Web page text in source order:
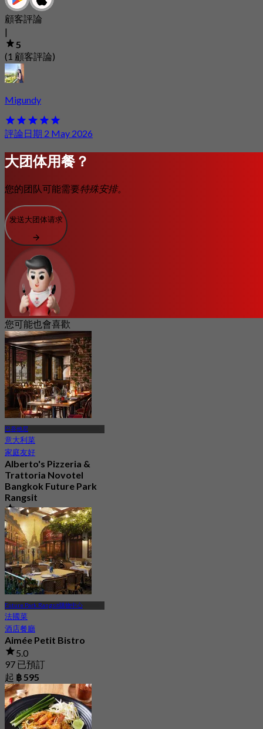
顧客評論
|
5
(1 顧客評論)
Migundy
評論日期 2 May 2026
大团体用餐？
您的团队可能需要特殊安排。
发送大团体请求
您可能也會喜歡
巴吞他尼
意大利菜
家庭友好
Alberto's Pizzeria &
Trattoria Novotel
Bangkok Future Park
Rangsit
4.8
349 已預訂
起฿ 635
Future Park Rangsit購物中心
法國菜
酒店餐廳
Aimée Petit Bistro
5.0
97 已預訂
起 ฿ 595